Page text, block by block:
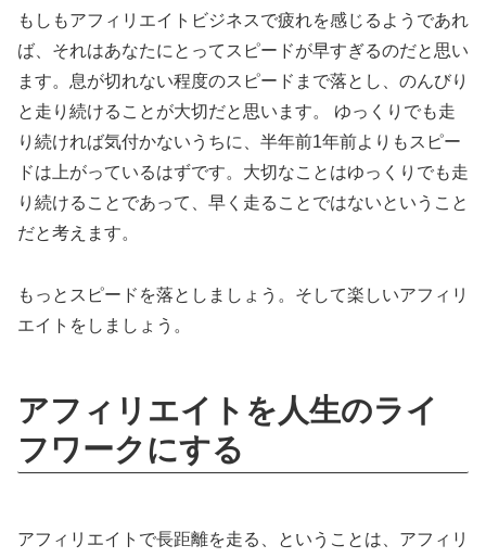
もしもアフィリエイトビジネスで疲れを感じるようであれ
ば、それはあなたにとってスピードが早すぎるのだと思い
ます。息が切れない程度のスピードまで落とし、のんびり
と走り続けることが大切だと思います。 ゆっくりでも走
り続ければ気付かないうちに、半年前1年前よりもスピー
ドは上がっているはずです。大切なことはゆっくりでも走
り続けることであって、早く走ることではないということ
だと考えます。
もっとスピードを落としましょう。そして楽しいアフィリ
エイトをしましょう。
アフィリエイトを人生のライ
フワークにする
アフィリエイトで長距離を走る、ということは、アフィリ